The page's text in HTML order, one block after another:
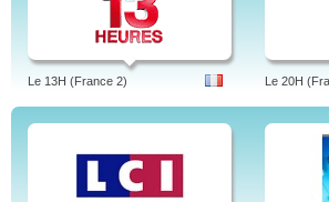
Le 13H (France 2) Le 20H